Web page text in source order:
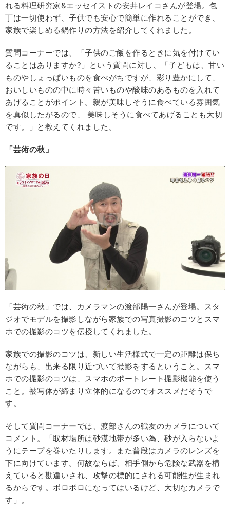
れる料理研究家&エッセイストの安井レイコさんが登場。包
丁は一切使わず、子供でも安心で簡単に作れることができ、
家族で楽しめる鍋作りの方法を紹介してくれました。
質問コーナーでは、「子供のご飯を作るときに気を付けてい
ることはありますか? 」という質問に対し、「子どもは、甘い
ものやしょっぱいものを食べがちですが、彩り豊かにして、
おいしいものの中に時々苦いものや酸味のあるものを入れて
あげることがポイント。親が美味しそうに食べている雰囲気
を真似したがるので、 美味しそうに食べてあげることも大切
です。」と教えてくれました。
「芸術の秋」
「芸術の秋」では、カメラマンの渡部陽一さんが登場。スタ
ジオでモデルを撮影しながら家族での写真撮影のコツとスマ
ホでの撮影のコツを伝授してくれました。
家族での撮影のコツは、新しい生活様式で一定の距離は保ち
ながらも、出来る限り近づいて撮影をするということ。スマ
ホでの撮影のコツは、スマホのポートレート撮影機能を使う
こと。被写体が締まり立体的になるのでオススメだそうで
す。
そして質問コーナーでは、渡部さんの戦友のカメラについて
コメント。「取材場所は砂漠地帯が多い為、砂が入らないよ
うにテープを巻いたりします。また普段はカメラのレンズを
下に向けています。何故ならば、相手側から危険な武器を構
えていると勘違いされ、攻撃の標的にされる可能性が生まれ
るからです。ボロボロになってはいるけど、大切なカメラで
す」。